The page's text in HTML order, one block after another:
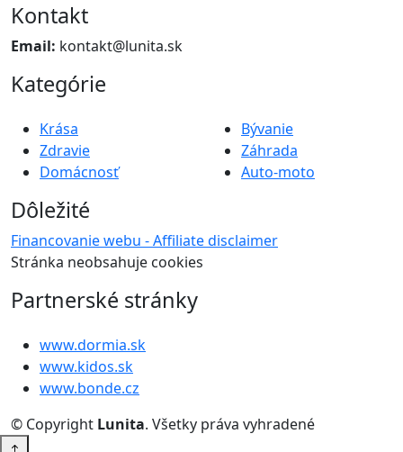
Kontakt
Email: kontakt@lunita.sk
Kategórie
Krása
Zdravie
Domácnosť
Bývanie
Záhrada
Auto-moto
Dôležité
Financovanie webu - Affiliate disclaimer
Stránka neobsahuje cookies
Partnerské stránky
www.dormia.sk
www.kidos.sk
www.bonde.cz
© Copyright Lunita. Všetky práva vyhradené